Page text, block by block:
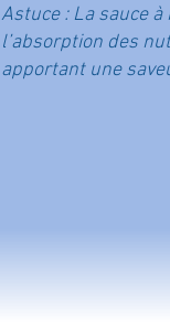
Astuce : La sauce à
l’absorption des
apportant une